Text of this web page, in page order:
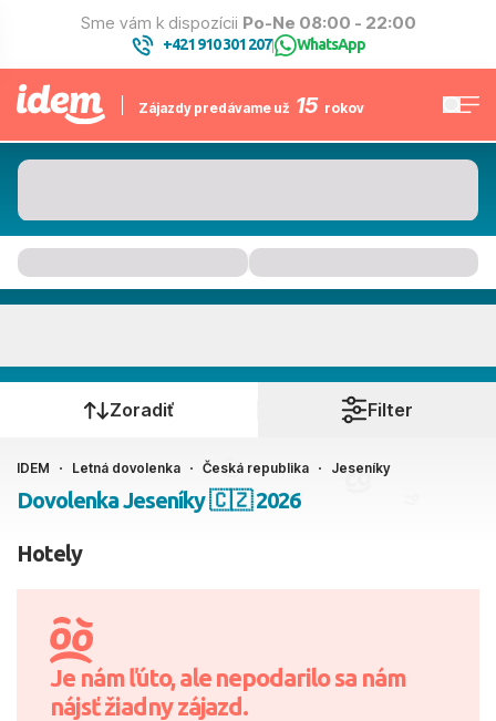
Sme vám k dispozícii Po-Ne 08:00 - 22:00
+421 910 301 207| WhatsApp
Zájazdy predávame už 15 rokov
Kedy cestujete?
Ako cestujete?
2 dospelí, 0 deti
Zoradiť Filter
IDEM Letná dovolenka Česká republika Jeseníky
Dovolenka Jeseníky 🇨🇿 2026
Hotely
Je nám ľúto, ale nepodarilo sa nám
nájsť žiadny zájazd.